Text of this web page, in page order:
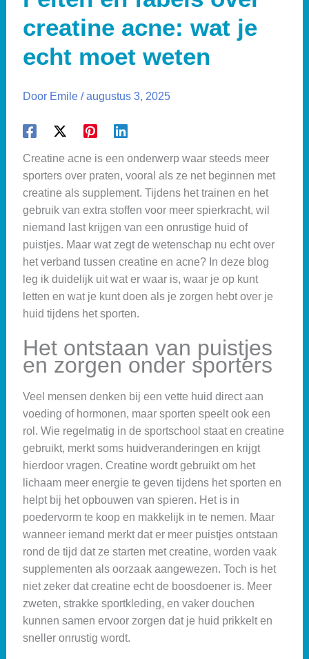
creatine acne: wat je
echt moet weten
Door Emile /augustus 3, 2025
Creatine acne is een onderwerp waar steeds meer
sporters over praten, vooral als ze net beginnen met
creatine als supplement. Tijdens het trainen en het
gebruik van extra stoffen voor meer spierkracht, wil
niemand last krijgen van een onrustige huid of
puistjes. Maar wat zegt de wetenschap nu echt over
het verband tussen creatine en acne? In deze blog
leg ik duidelijk uit wat er waar is, waar je op kunt
letten en wat je kunt doen als je zorgen hebt over je
huid tijdens het sporten.
Het ontstaan van puistjes
en zorgen onder sporters
Veel mensen denken bij een vette huid direct aan
voeding of hormonen, maar sporten speelt ook een
rol. Wie regelmatig in de sportschool staat en creatine
gebruikt, merkt soms huidveranderingen en krijgt
hierdoor vragen. Creatine wordt gebruikt om het
lichaam meer energie te geven tijdens het sporten en
helpt bij het opbouwen van spieren. Het is in
poedervorm te koop en makkelijk in te nemen. Maar
wanneer iemand merkt dat er meer puistjes ontstaan
rond de tijd dat ze starten met creatine, worden vaak
supplementen als oorzaak aangewezen. Toch is het
niet zeker dat creatine echt de boosdoener is. Meer
zweten, strakke sportkleding, en vaker douchen
kunnen samen ervoor zorgen dat je huid prikkelt en
sneller onrustig wordt.